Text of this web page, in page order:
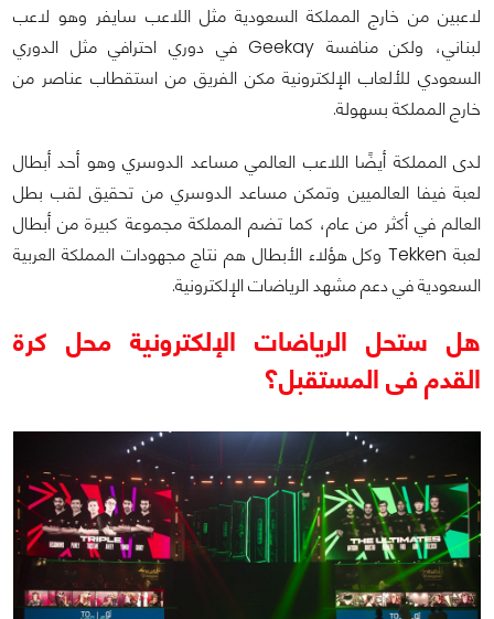
لاعبين من خارج المملكة السعودية مثل اللاعب سايفر وهو لاعب
لبناني، ولكن منافسة Geekay في دوري احترافي مثل الدوري
السعودي للألعاب الإلكترونية مكن الفريق من استقطاب عناصر من
خارج المملكة بسهولة.
لدى المملكة أيضًا اللاعب العالمي مساعد الدوسري وهو أحد أبطال
لعبة فيفا العالميين وتمكن مساعد الدوسري من تحقيق لقب بطل
العالم في أكثر من عام، كما تضم المملكة مجموعة كبيرة من أبطال
لعبة Tekken وكل هؤلاء الأبطال هم نتاج مجهودات المملكة العربية
السعودية في دعم مشهد الرياضات الإلكترونية.
هل ستحل الرياضات الإلكترونية محل كرة
القدم فى المستقبل؟